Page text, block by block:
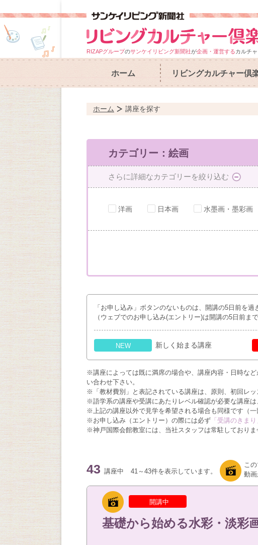
RIZAPグループのサンケイリビング新聞社が企画・運営するカルチ
ホーム リビングカルチャー倶
ホーム 講座を探す
カテゴリー：絵画
さらに詳細なカテゴリーを絞り込む
洋画 日本画 水墨画・墨彩画
「お申し込み」ボタンのないものは、開講の5日前を
（ウェブでのお申し込み(エントリー)は開講の5日前ま
NEW 新しく始まる講座
※講座によっては既に満席の場合や、講座内容・日時な
い合わせ下さい。
※「教材費別」と表記されている講座は、原則、初回レッ
※語学系の講座や受講にあたりレベル確認が必要な講座
※上記の講座以外で見学を希望される場合も同様です（一
※お申し込み（エントリー）の際には必ず 「受講のきまり
※神戸国際会館教室には、当社スタッフは常駐しており
43 講座中 41～43件を表示しています。
こ
動
開講中
基礎から始める水彩・淡彩